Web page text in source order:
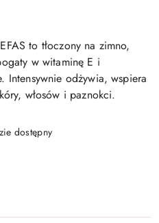
to tłoczony na zimno,
w witaminę E i
Intensywnie odżywia, wspiera
włosów i paznokci.
dostępny